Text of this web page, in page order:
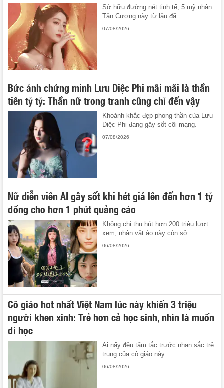
Sở hữu đường nét tinh tế, 5 mỹ nhân
Tân Cương này từ lâu đã ...
07/08/2026
Bức ảnh chứng minh Lưu Diệc Phi mãi mãi là thần
tiên tỷ tỷ: Thần nữ trong tranh cũng chỉ đến vậy
Khoảnh khắc đẹp phong thần của Lưu
Diệc Phi đang gây sốt cõi mạng.
07/08/2026
Nữ diễn viên AI gây sốt khi hét giá lên đến hơn 1 tỷ
đồng cho hơn 1 phút quảng cáo
Không chỉ thu hút hơn 200 triệu lượt
xem, nhân vật ảo này còn sở ...
06/08/2026
Cô giáo hot nhất Việt Nam lúc này khiến 3 triệu
người khen xinh: Trẻ hơn cả học sinh, nhìn là muốn
đi học
Ai nấy đều tấm tắc trước nhan sắc trẻ
trung của cô giáo này.
06/08/2026